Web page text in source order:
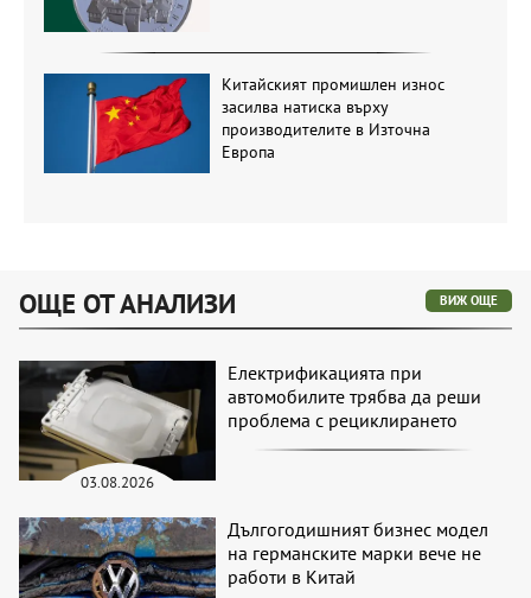
Китайският промишлен износ
засилва натиска върху
производителите в Източна
Европа
ОЩЕ ОТ АНАЛИЗИ ВИЖ ОЩЕ
03.08.2026
Електрификацията при
автомобилите трябва да реши
проблема с рециклирането
Дългогодишният бизнес модел
на германските марки вече не
работи в Китай